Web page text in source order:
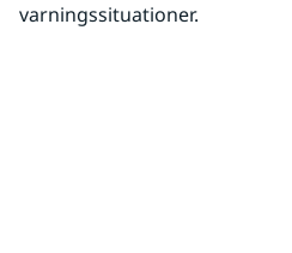
varningssituationer.